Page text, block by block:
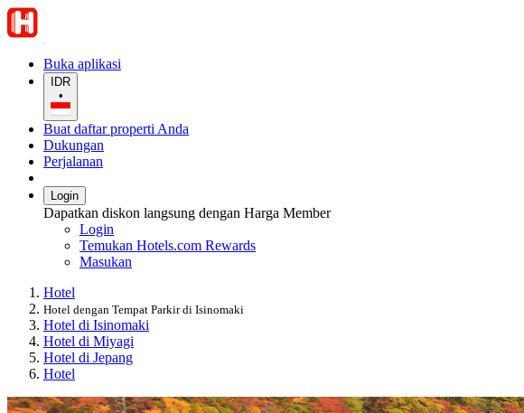
Buka aplikasi
IDR
•
Buat daftar properti Anda
Dukungan
Perjalanan
Login
Dapatkan diskon langsung dengan Harga Member
Login
Temukan Hotels.com Rewards
Masukan
Hotel
Hotel dengan Tempat Parkir di Isinomaki
Hotel di Isinomaki
Hotel di Miyagi
Hotel di Jepang
Hotel